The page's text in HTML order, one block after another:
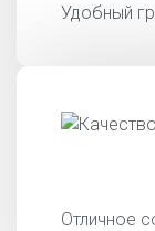
Удобный
Отличное